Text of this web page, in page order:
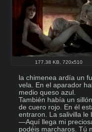
177.38 KB ,720x510
la chimenea ardía un
vela. En el aparador
medio queso azul.
También había un
de cuero rojo. En él
entraron. La salivilla le
—Aquí llega mi
podéis marcharos. Tú